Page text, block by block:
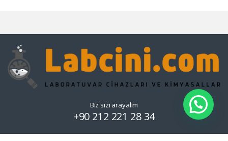
Biz sizi arayalım
+90 212 221 28 34